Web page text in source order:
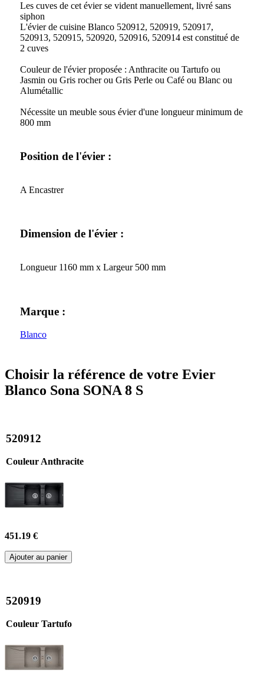
Les cuves de cet évier se vident manuellement, livré sans
siphon
L'évier de cuisine Blanco 520912, 520919, 520917,
520913, 520915, 520920, 520916, 520914 est constitué de
2 cuves
Couleur de l'évier proposée : Anthracite ou Tartufo ou
Jasmin ou Gris rocher ou Gris Perle ou Café ou Blanc ou
Alumétallic
Nécessite un meuble sous évier d'une longueur minimum de
800 mm
Position de l'évier :
A Encastrer
Dimension de l'évier :
Longueur 1160 mm x Largeur 500 mm
Marque :
Blanco
Choisir la référence de votre Evier
Blanco Sona SONA 8 S
520912
Couleur Anthracite
451.19 €
Ajouter au panier
520919
Couleur Tartufo